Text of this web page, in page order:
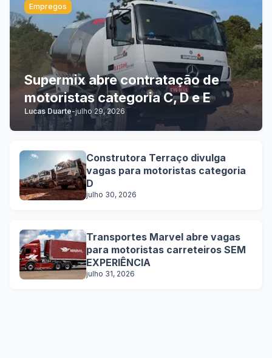
Empregos
Supermix abre contratação de
motoristas categoria C, D e E
Lucas Duarte-julho 29, 2026
Construtora Terraço divulga
vagas para motoristas categoria
D
julho 30, 2026
Transportes Marvel abre vagas
para motoristas carreteiros SEM
EXPERIÊNCIA
julho 31, 2026